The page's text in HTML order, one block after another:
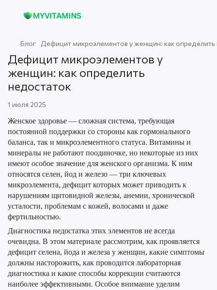
Блог Дефицит микроэлементов у женщин: как определить
Дефицит микроэлементов у
женщин: как определить
недостаток
1 июля 2025
Женское здоровье — сложная система, требующая
постоянной поддержки со стороны как гормонального
баланса, так и микроэлементного статуса. Витамины и
минералы не работают поодиночке, но некоторые из них
имеют особое значение для женского организма. К ним
относятся селен, йод и железо — три ключевых
микроэлемента, дефицит которых может приводить к
нарушениям щитовидной железы, анемии, хронической
усталости, проблемам с кожей, волосами и даже
фертильностью.
Диагностика недостатка этих элементов не всегда
очевидна. В этом материале рассмотрим, как проявляется
дефицит селена, йода и железа у женщин, какие симптомы
должны насторожить, как проводится лабораторная
диагностика и какие способы коррекции считаются
наиболее эффективными. Особое внимание уделим